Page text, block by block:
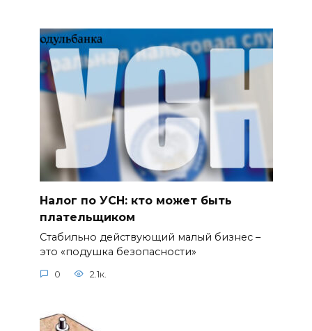
Налог по УСН: кто может быть
плательщиком
Стабильно действующий малый бизнес –
это «подушка безопасности»
0 2.1к.